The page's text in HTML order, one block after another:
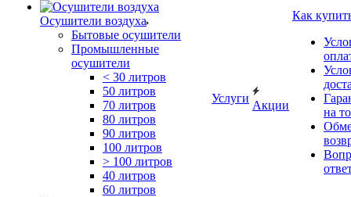
Осушители воздуха
Бытовые осушители
Промышленные
осушители
< 30 литров
50 литров
70 литров
80 литров
90 литров
100 литров
> 100 литров
40 литров
60 литров
Услуги
Акции
Как
на